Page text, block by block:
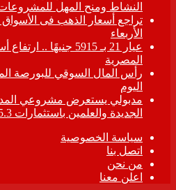
النشاط ومنح المهل للمشروعات
تراجع أسعار الذهب فى
الأربعاء
عيار 21 بـ 5915
المصرية
اليوم
مدبولي يستعرض مشروعي
الجديدة والعلمين باستثمارات 5.3 مليار دولار
سياسة الخصوصية
اتصل بنا
من نحن
اعلن معنا